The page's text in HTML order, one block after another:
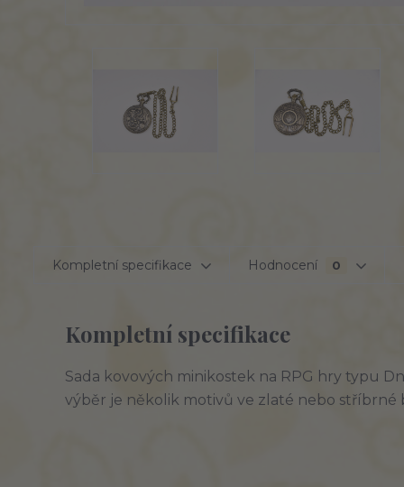
Kompletní specifikace Hodnocení 0
Kompletní specifikace
Sada kovových minikostek na RPG hry typu
výběr je několik motivů ve zlaté nebo stříbrné